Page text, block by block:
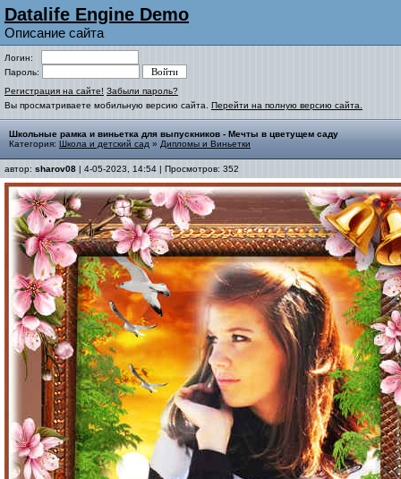
Datalife Engine Demo
Описание сайта
Логин:
Пароль:
Регистрация на сайте! Забыли пароль?
Вы просматриваете мобильную версию сайта. Перейти на полную версию сайта.
Школьные рамка и виньетка для выпускников - Мечты в цветущем саду
Категория: Школа и детский сад » Дипломы и Виньетки
автор: sharov08 | 4-05-2023, 14:54 | Просмотров: 352